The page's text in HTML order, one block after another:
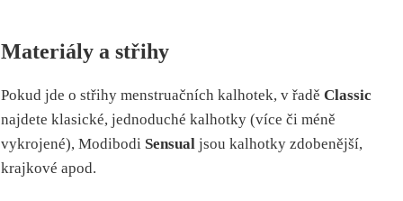
Materiály a střihy
Pokud jde o střihy menstruačních kalhotek, v řadě Classic
najdete klasické, jednoduché kalhotky (více či méně
vykrojené), Modibodi Sensual jsou kalhotky zdobenější,
krajkové apod.